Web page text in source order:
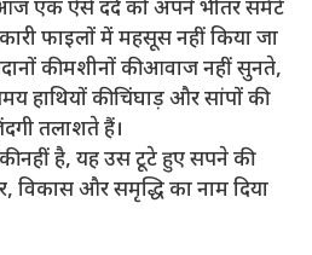
एक ऐसे दर्द को अपने भीतर समेटे
फाइलों में महसूस नहीं किया जा
की मशीनों की आवाज नहीं सुनते,
हाथियों की चिंघाड़ और सांपों की
तलाशते हैं।
नहीं है, यह उस टूटे हुए सपने की
विकास और समृद्धि का नाम दिया